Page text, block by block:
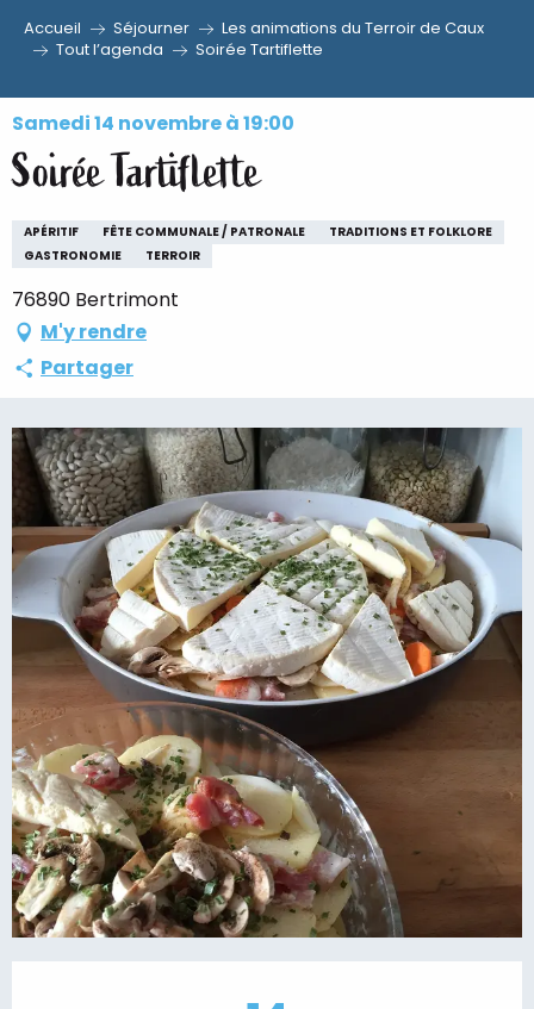
Aller
principal
Accueil Séjourner
Les animations du Terroir de Caux
Tout l’agenda
Soirée Tartiflette
Samedi 14 novembre à 19:00
Soirée Tartiflette
APÉRITIF FÊTE COMMUNALE / PATRONALE
TRADITIONS ET FOLKLORE
GASTRONOMIE
TERROIR
76890 Bertrimont
M'y rendre
Partager